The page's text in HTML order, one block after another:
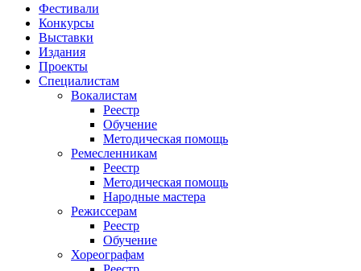
Фестивали
Конкурсы
Выставки
Издания
Проекты
Специалистам
Вокалистам
Реестр
Обучение
Методическая помощь
Ремесленникам
Реестр
Методическая помощь
Народные мастера
Режиссерам
Реестр
Обучение
Хореографам